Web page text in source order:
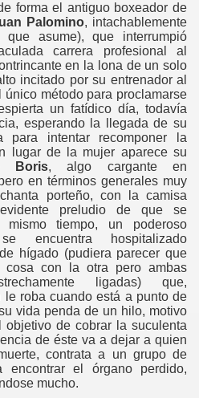
forma el antiguo boxeador de
Palomino, intachablemente
asume), que interrumpió
carrera profesional al
en la lona de un solo
incitado por su entrenador al
método para proclamarse
un fatídico día, todavía
esperando la llegada de su
para intentar recomponer la
lugar de la mujer aparece su
Boris, algo cargante en
en términos generales muy
porteño, con la camisa
preludio de que se
mismo tiempo, un poderoso
encuentra hospitalizado
hígado (pudiera parecer que
con la otra pero ambas
ligadas) que,
le roba cuando está a punto de
vida penda de un hilo, motivo
de cobrar la suculenta
de éste va a dejar a quien
contrata a un grupo de
encontrar el órgano perdido,
mucho.